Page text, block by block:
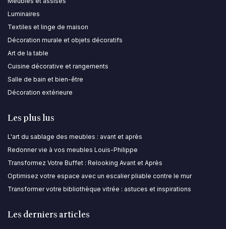
Luminaires
Textiles et linge de maison
Décoration murale et objets décoratifs
Art de la table
Cuisine décorative et rangements
Salle de bain et bien-être
Décoration extérieure
Les plus lus
L'art du sablage des meubles : avant et après
Redonner vie à vos meubles Louis-Philippe
Transformez Votre Buffet : Relooking Avant et Après
Optimisez votre espace avec un escalier pliable contre le mur
Transformer votre bibliothèque vitrée : astuces et inspirations
Les derniers articles